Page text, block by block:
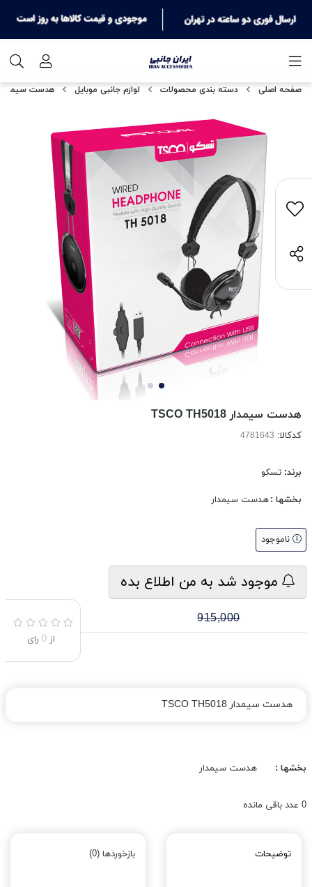
صفحه اصلی دسته بندی محصولات لوازم جانبی موبایل هدست سیمدار
هدست سیمدار TSCO TH5018
کدکالا:
برند: تسکو
بخشها :هدست سیمدار
ناموجود
موجود شد به من اطلاع بده
915,000
از 0 رای
هدست سیمدار TSCO TH5018
بخشها : هدست سیمدار
0 عدد باقی مانده
توضیحات بازخوردها (0)